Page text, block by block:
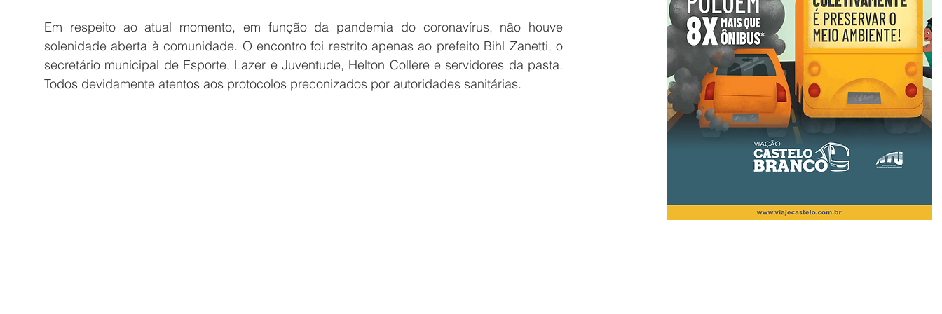
Em respeito ao atual momento, em função da pandemia do coronavírus, não houve
solenidade aberta à comunidade. O encontro foi restrito apenas ao prefeito Bihl Zanetti, o
secretário municipal de Esporte, Lazer e Juventude, Helton Collere e servidores da pasta.
Todos devidamente atentos aos protocolos preconizados por autoridades sanitárias.